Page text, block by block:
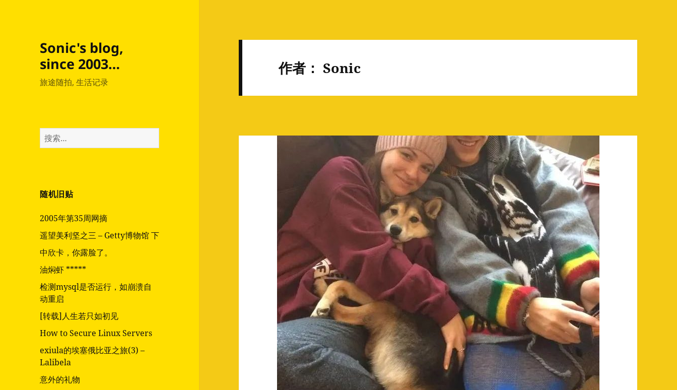
Sonic's blog,
since 2003…
旅途随拍, 生活记录
搜
索：
随机旧贴
2005年第35周网摘
遥望美利坚之三 – Getty博物馆 下
中欣卡，你露脸了。
油焖虾 *****
检测mysql是否运行，如崩溃自
动重启
[转载]人生若只如初见
How to Secure Linux Servers
exiula的埃塞俄比亚之旅(3) –
Lalibela
意外的礼物
作者：Sonic